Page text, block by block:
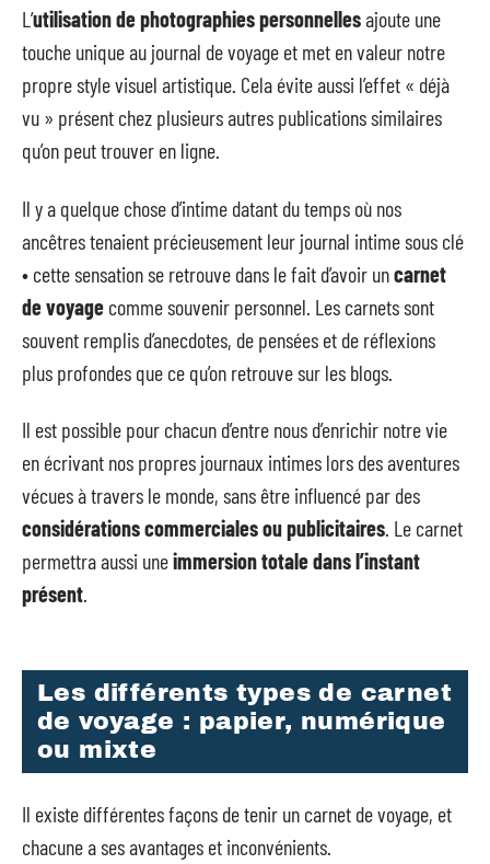
L’utilisation de photographies personnellesajoute une
touche unique au journal de voyage et met en valeur notre
propre style visuel artistique. Cela évite aussi l’effet « déjà
vu » présent chez plusieurs autres publications similaires
qu’on peut trouver en ligne.
Il y a quelque chose d’intime datant du temps où nos
ancêtres tenaient précieusement leur journal intime sous clé
• cette sensation se retrouve dans le fait d’avoir uncarnet
de voyage comme souvenir personnel. Les carnets sont
souvent remplis d’anecdotes, de pensées et de réflexions
plus profondes que ce qu’on retrouve sur les blogs.
Il est possible pour chacun d’entre nous d’enrichir notre vie
en écrivant nos propres journaux intimes lors des aventures
vécues à travers le monde, sans être influencé par des
considérations commerciales ou publicitaires. Le carnet
permettra aussi uneimmersion totale dans l’instant
présent.
Les différents types de carnet
de voyage : papier, numérique
ou mixte
Il existe différentes façons de tenir un carnet de voyage, et
chacune a ses avantages et inconvénients.